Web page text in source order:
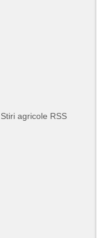
agricole RSS